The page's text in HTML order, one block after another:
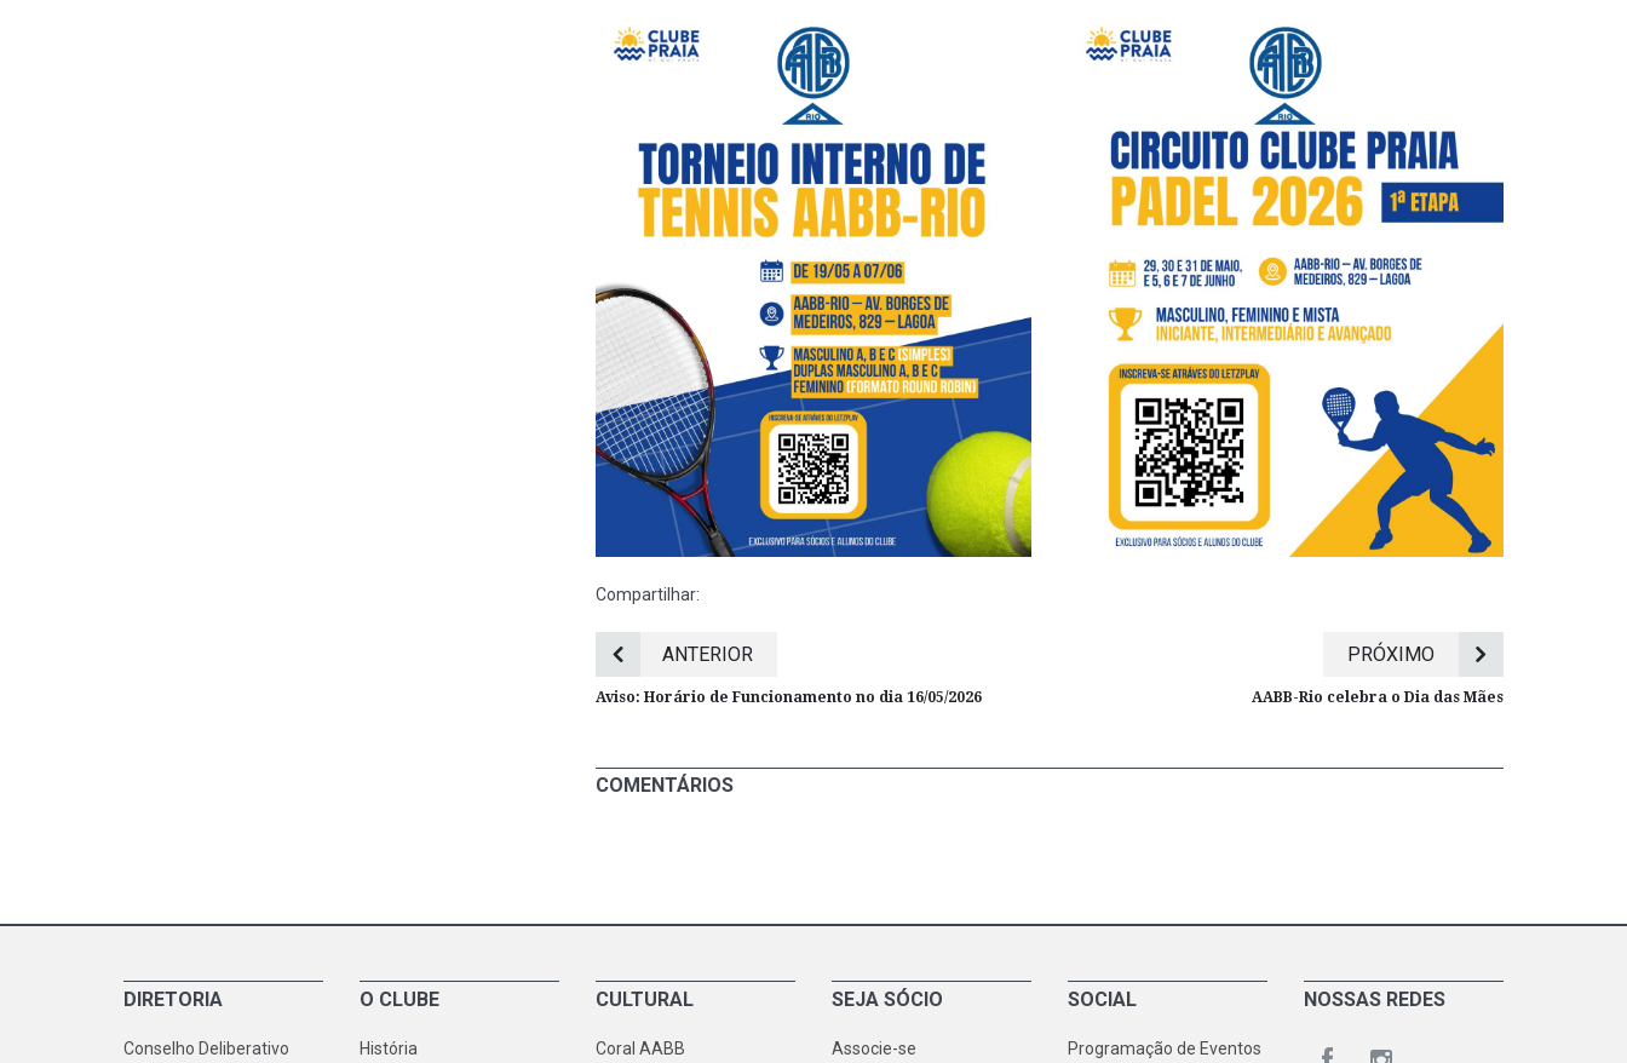
Compartilhar:
ANTERIOR
Aviso: Horário de Funcionamento no dia 16/05/2026
PRÓXIMO
AABB-Rio celebra o Dia das Mães
COMENTÁRIOS
DIRETORIA
Conselho Deliberativo
O CLUBE
História
CULTURAL
Coral AABB
SEJA SÓCIO
Associe-se
SOCIAL
Programação de Eventos
NOSSAS REDES